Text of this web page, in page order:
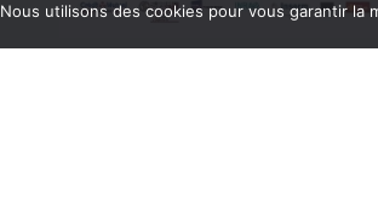
Nous utilisons des cookies pour vous garantir la